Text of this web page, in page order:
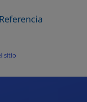
Referencia
sitio